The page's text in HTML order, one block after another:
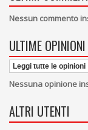
Nessun commento
ULTIME
Leggi tutte le opinioni
Nessuna opinione
ALTRI UTENTI